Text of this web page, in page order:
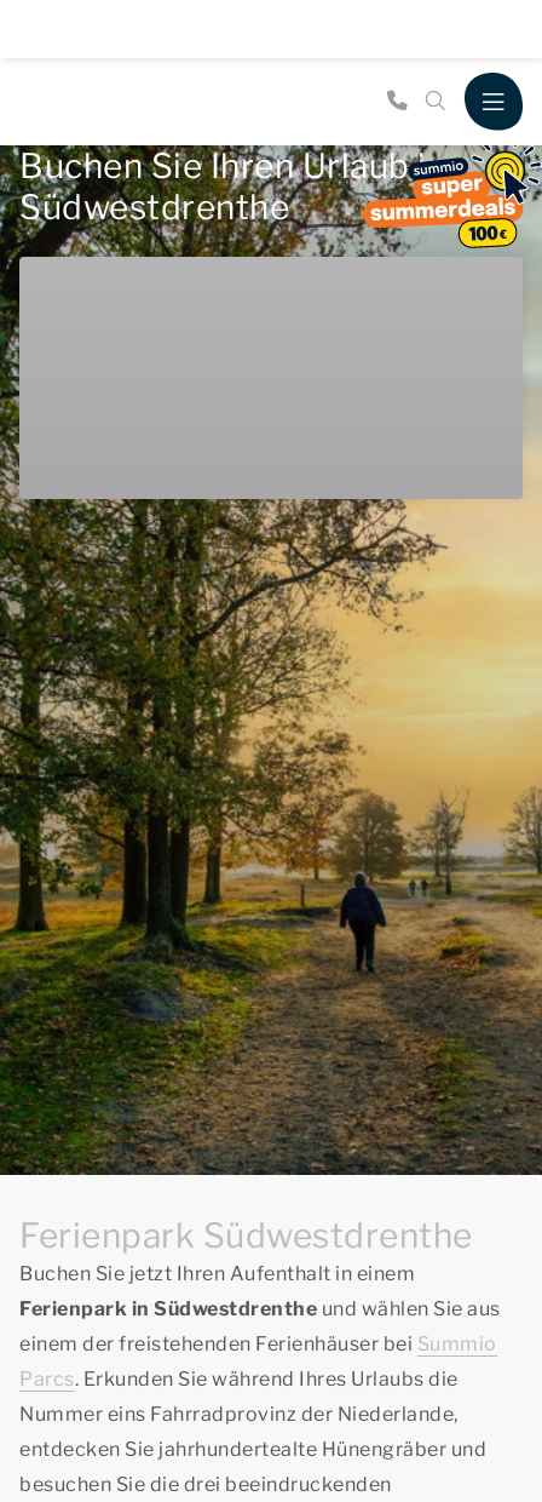
Buchen Sie Ihren Urlaub in
Südwestdrenthe
Ferienpark Südwestdrenthe
Buchen Sie jetzt Ihren Aufenthalt in einem
Ferienpark in Südwestdrenthe und wählen Sie aus
einem der freistehenden Ferienhäuser bei Summio
Parcs. Erkunden Sie während Ihres Urlaubs die
Nummer eins Fahrradprovinz der Niederlande,
entdecken Sie jahrhundertealte Hünengräber und
besuchen Sie die drei beeindruckenden